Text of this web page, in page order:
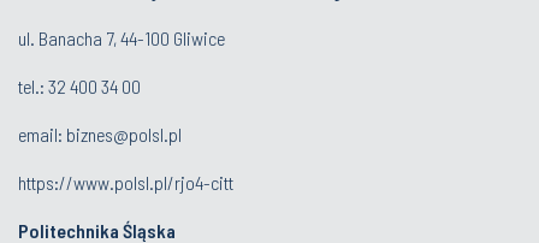
ul. Banacha 7, 44-100 Gliwice
tel.: 32 400 34 00
email: biznes@polsl.pl
https://www.polsl.pl/rjo4-citt
Politechnika Śląska